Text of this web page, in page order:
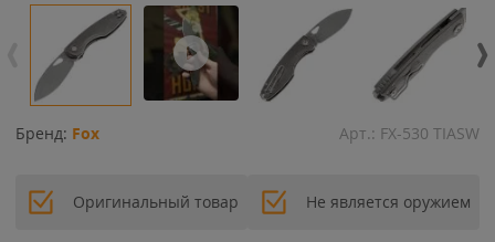
Бренд: Fox Арт.: FX-530 TIASW
Оригинальный товар Не является оружием